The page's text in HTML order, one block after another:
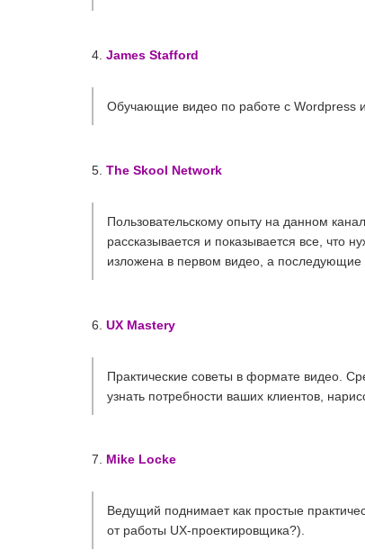
4. James Stafford
Обучающие видео по работе с Wordpress
5. The Skool Network
Пользовательскому опыту на данном
рассказывается и показывается все, что
изложена в первом видео, а последующие
6. UX Mastery
Практические советы в формате видео.
узнать потребности ваших клиентов,
7. Mike Locke
Ведущий поднимает как простые
от работы UX-проектировщика?).